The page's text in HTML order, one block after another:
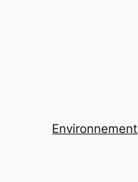
Environnement